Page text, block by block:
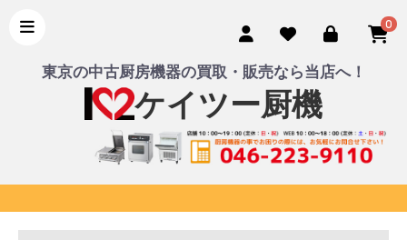
0
東京の中古厨房機器の買取・販売なら当店へ！
ケイツー厨機